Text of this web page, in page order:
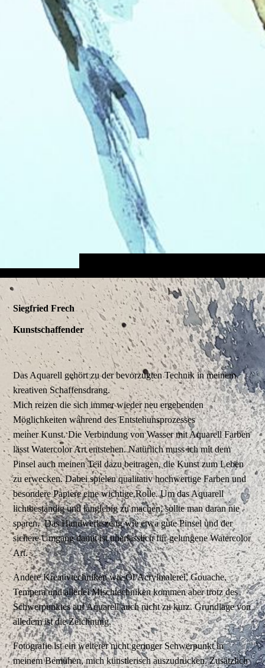
Siegfried Frech
Kunstschaffender
Das Aquarell gehört zu der bevorzugten Technik in meinem
kreativen Schaffensdrang.
Mich reizen die sich immer wieder neu ergebenden
Möglichkeiten während des Entstehunsprozesses
meiner Kunst. Die Verbindung von Wasser mit Aquarell Farben
lässt Watercolor Art entstehen. Natürlich muss ich mit dem
Pinsel auch meinen Teil dazu beitragen, die Kunst zum Leben
zu erwecken. Dabei spielen qualitativ hochwertige Farben und
besondere Papiere eine wichtige Rolle. Um das Aquarell
lichtbeständig und langlebig zu machen, sollte man daran nie
sparen. Das Handwerkszeug wie etwa gute Pinsel und der
sichere Umgang damit ist unerlässlich für gelungene Watercolor
Art.
Andere Kreativtechniken wie Öl/Acrylmalerei, Gouache,
Tempera und allerlei Mischtechniken kommen aber trotz des
Schwerpunktes auf Aquarell auch nicht zu kurz. Grundlage von
alledem ist die Zeichnung.
Fotografie ist ein weiterer nicht geringer Schwerpunkt in
meinem Bemühen, mich künstlerisch auszudrücken. Zusätzlich